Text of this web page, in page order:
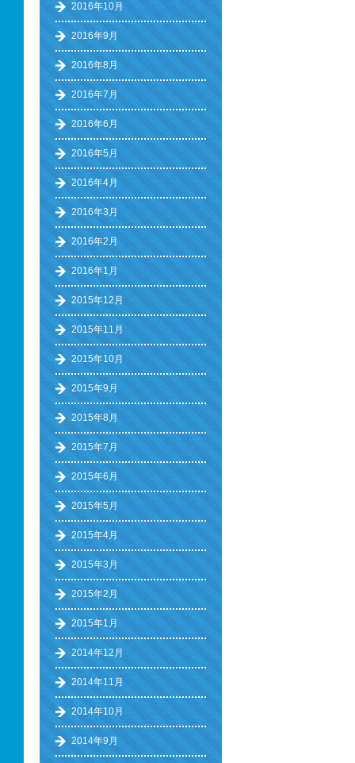
2016年10月
2016年9月
2016年8月
2016年7月
2016年6月
2016年5月
2016年4月
2016年3月
2016年2月
2016年1月
2015年12月
2015年11月
2015年10月
2015年9月
2015年8月
2015年7月
2015年6月
2015年5月
2015年4月
2015年3月
2015年2月
2015年1月
2014年12月
2014年11月
2014年10月
2014年9月